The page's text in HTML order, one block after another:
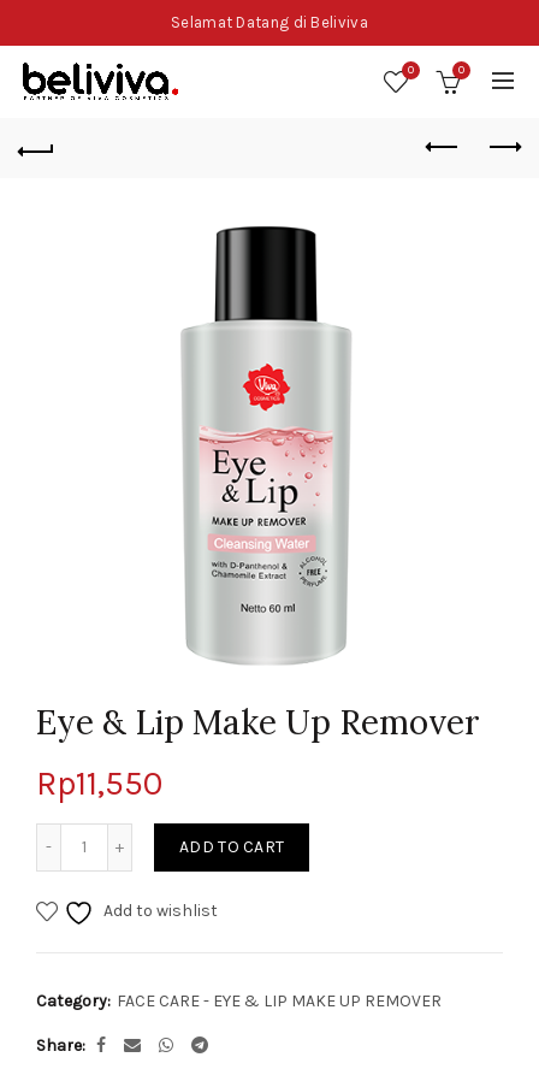
Selamat Datang di Beliviva
0 0
Eye & Lip Make Up Remover
Rp11,550
Quantity
ADD TO CART
Add to wishlist
Category: FACE CARE - EYE & LIP MAKE UP REMOVER
Share